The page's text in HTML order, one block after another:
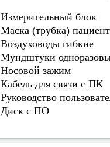
Измерительный блок
Маска (трубка)
Воздуховоды гибкие
Мундштуки
Носовой зажим
Кабель для связи с ПК
Руководство
Диск с ПО